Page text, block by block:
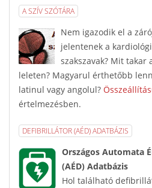
A SZÍV SZÓTÁRA
Nem igazodik el a
jelentenek a
szakszavak? Mit takar
leleten? Magyarul érthetőbb
latinul vagy angolul?
értelmezésben.
DEFIBRILLÁTOR (AÉD) ADATBÁZIS
Országos Automata
(AÉD) Adatbázis
Hol található